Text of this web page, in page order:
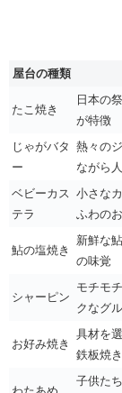
屋台の種類
たこ焼き
日本の
が特徴
じゃがバタ
ー
熱々の
ながら
ベビーカス
テラ
小さな
ふわの
鮎の塩焼き
新鮮な
の味覚
シャーピン
モチモ
クなグ
お好み焼き
具材を
鉄板焼
子供た